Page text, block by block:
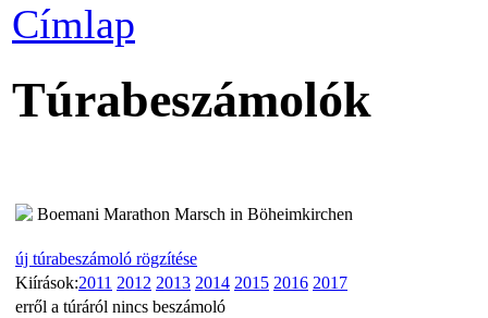
Címlap
Túrabeszámolók
Boemani Marathon Marsch in Böheimkirchen
új túrabeszámoló rögzítése
Kiírások:2011 2012 2013 2014 2015 2016 2017
erről a túráról nincs beszámoló